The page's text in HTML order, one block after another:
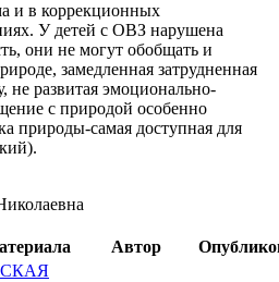
и в коррекционных
У детей с ОВЗ нарушена
они не могут обобщать и
замедленная затрудненная
не развитая эмоционально-
с природой особенно
природы-самая доступная для
Автор